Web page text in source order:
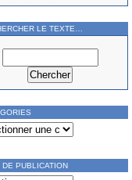
LE TEXTE…
DE PUBLICATION